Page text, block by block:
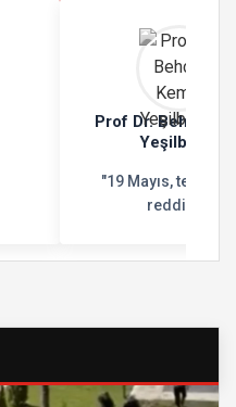
Prof Dr. Behçet
Yeşilbursa
"19 Mayıs,
reddidir"